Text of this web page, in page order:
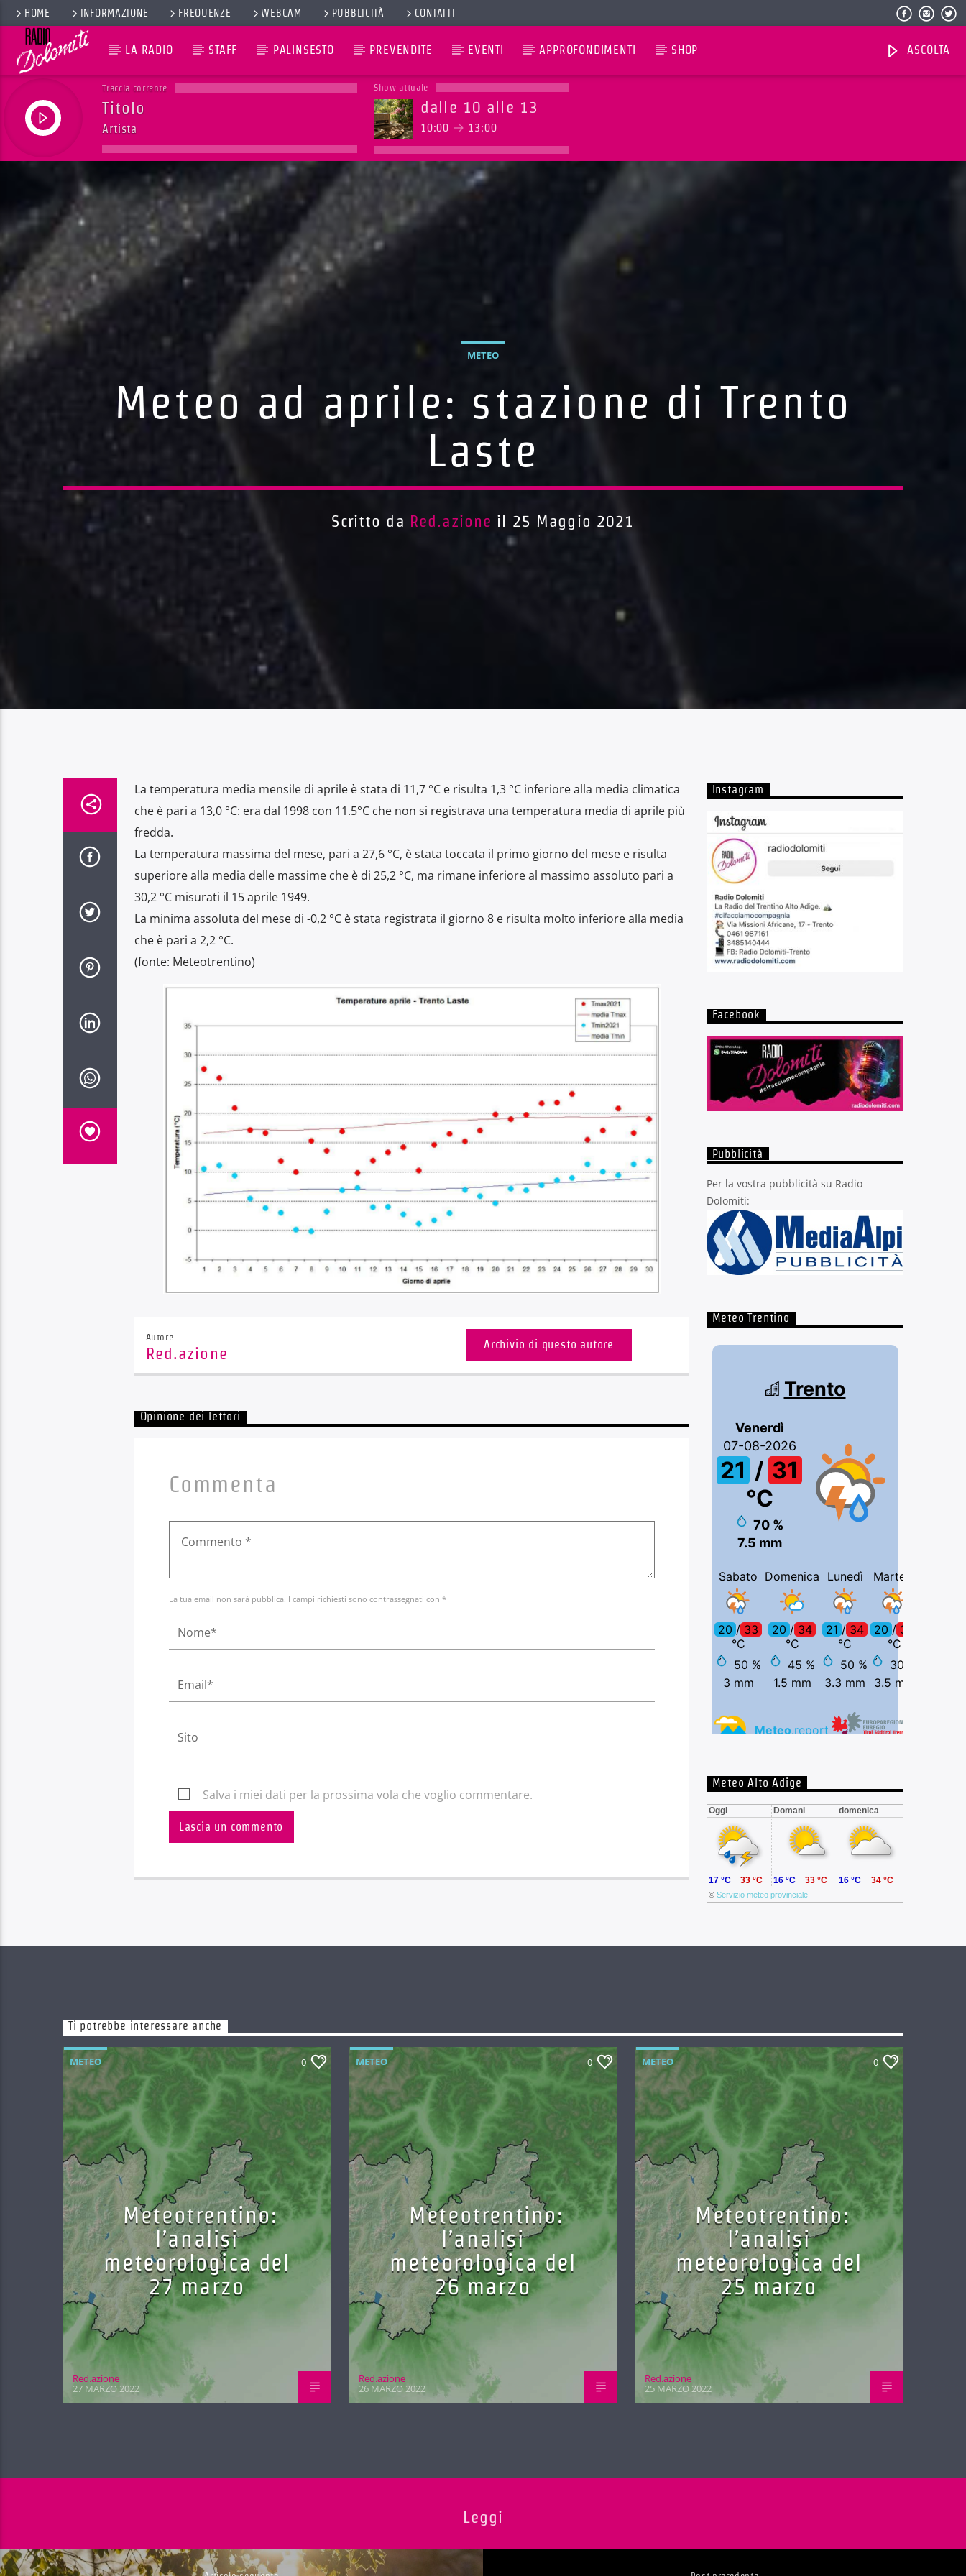
HOME INFORMAZIONE FREQUENZE WEBCAM PUBBLICITÀ CONTATTI
LA RADIO STAFF PALINSESTO PREVENDITE EVENTI APPROFONDIMENTI SHOP ASCOLTA
Traccia corrente
Titolo
Artista
Show attuale
dalle 10 alle 13
10:00 13:00
METEO
Meteo ad aprile: stazione di Trento
Laste
Scritto da Red.azione il 25 Maggio 2021
La temperatura media mensile di aprile è stata di 11,7 °C e risulta 1,3 °C inferiore alla media climatica
che è pari a 13,0 °C: era dal 1998 con 11.5°C che non si registrava una temperatura media di aprile più
fredda.
La temperatura massima del mese, pari a 27,6 °C, è stata toccata il primo giorno del mese e risulta
superiore alla media delle massime che è di 25,2 °C, ma rimane inferiore al massimo assoluto pari a
30,2 °C misurati il 15 aprile 1949.
La minima assoluta del mese di -0,2 °C è stata registrata il giorno 8 e risulta molto inferiore alla media
che è pari a 2,2 °C.
(fonte: Meteotrentino)
Autore
Red.azione
Archivio di questo autore
Opinione dei lettori
Commenta
La tua email non sarà pubblica. I campi richiesti sono contrassegnati con *
Salva i miei dati per la prossima vola che voglio commentare.
Instagram
Facebook
Pubblicità
Per la vostra pubblicità su Radio
Dolomiti:
Meteo Trentino
Meteo Alto Adige
Oggi Domani domenica
© Servizio meteo provinciale
17 °C 33 °C 16 °C 33 °C 16 °C 34 °C
Ti potrebbe interessare anche
METEO 0
Meteotrentino:
l’analisi
meteorologica del
27 marzo
Red.azione
27 MARZO 2022
METEO 0
Meteotrentino:
l’analisi
meteorologica del
26 marzo
Red.azione
26 MARZO 2022
METEO 0
Meteotrentino:
l’analisi
meteorologica del
25 marzo
Red.azione
25 MARZO 2022
Leggi